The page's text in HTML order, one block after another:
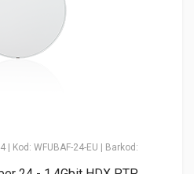
| Kod: WFUBAF-24-EU | Barkod: